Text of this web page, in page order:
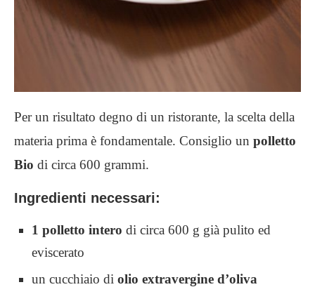
Per un risultato degno di un ristorante, la scelta della
materia prima è fondamentale. Consiglio un polletto
Bio di circa 600 grammi.
Ingredienti necessari:
1 polletto intero di circa 600 g già pulito ed
eviscerato
un cucchiaio di olio extravergine d’oliva